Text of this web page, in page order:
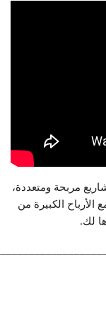
مربحة ومتعددة،
الكبيرة من
لك.